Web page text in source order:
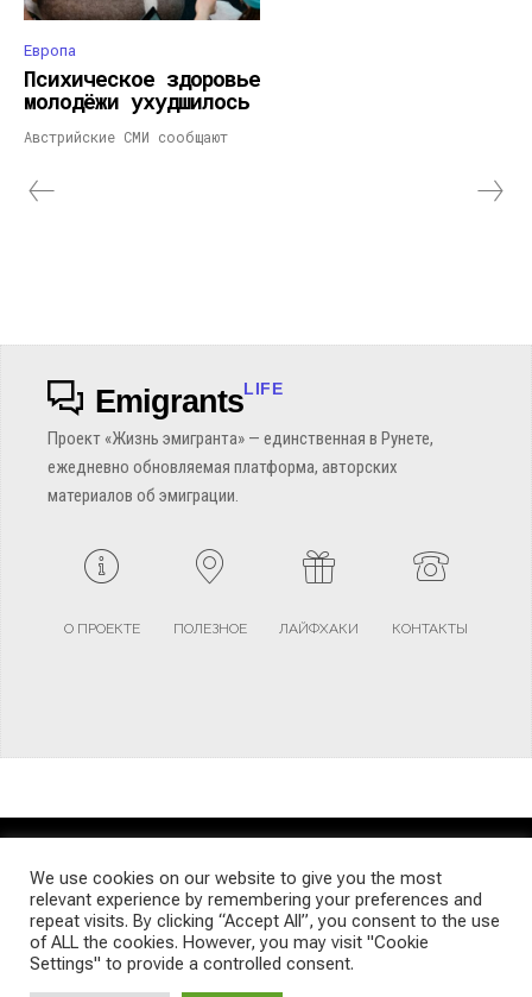
Европа
Психическое здоровье
молодёжи ухудшилось
Австрийские СМИ сообщают
EmigrantsLIFE
Проект «Жизнь эмигранта» — единственная в Рунете,
ежедневно обновляемая платформа, авторских
материалов об эмиграции.
О ПРОЕКТЕ ПОЛЕЗНОЕ ЛАЙФХАКИ КОНТАКТЫ
TERMS AND CONDITIONS PRIVACY POLICY SITEMAP
© Emigrants Life WordPress Theme by TagDiv
We use cookies on our website to give you the most
relevant experience by remembering your preferences and
repeat visits. By clicking “Accept All”, you consent to the use
of ALL the cookies. However, you may visit "Cookie
Settings" to provide a controlled consent.